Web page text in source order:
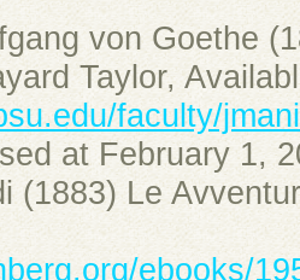
von Goethe
Taylor,
faculty/
at February 1,
(1883) Le
ebooks/